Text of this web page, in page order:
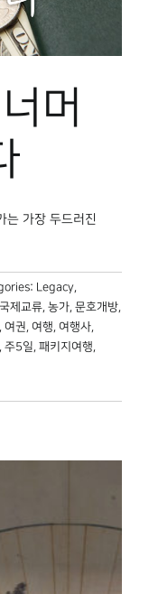
머
는 가장 두드러진
Legacy,
국제교류, 농가, 문호개방,
, 여권, 여행, 여행사,
, 주5일, 패키지여행,